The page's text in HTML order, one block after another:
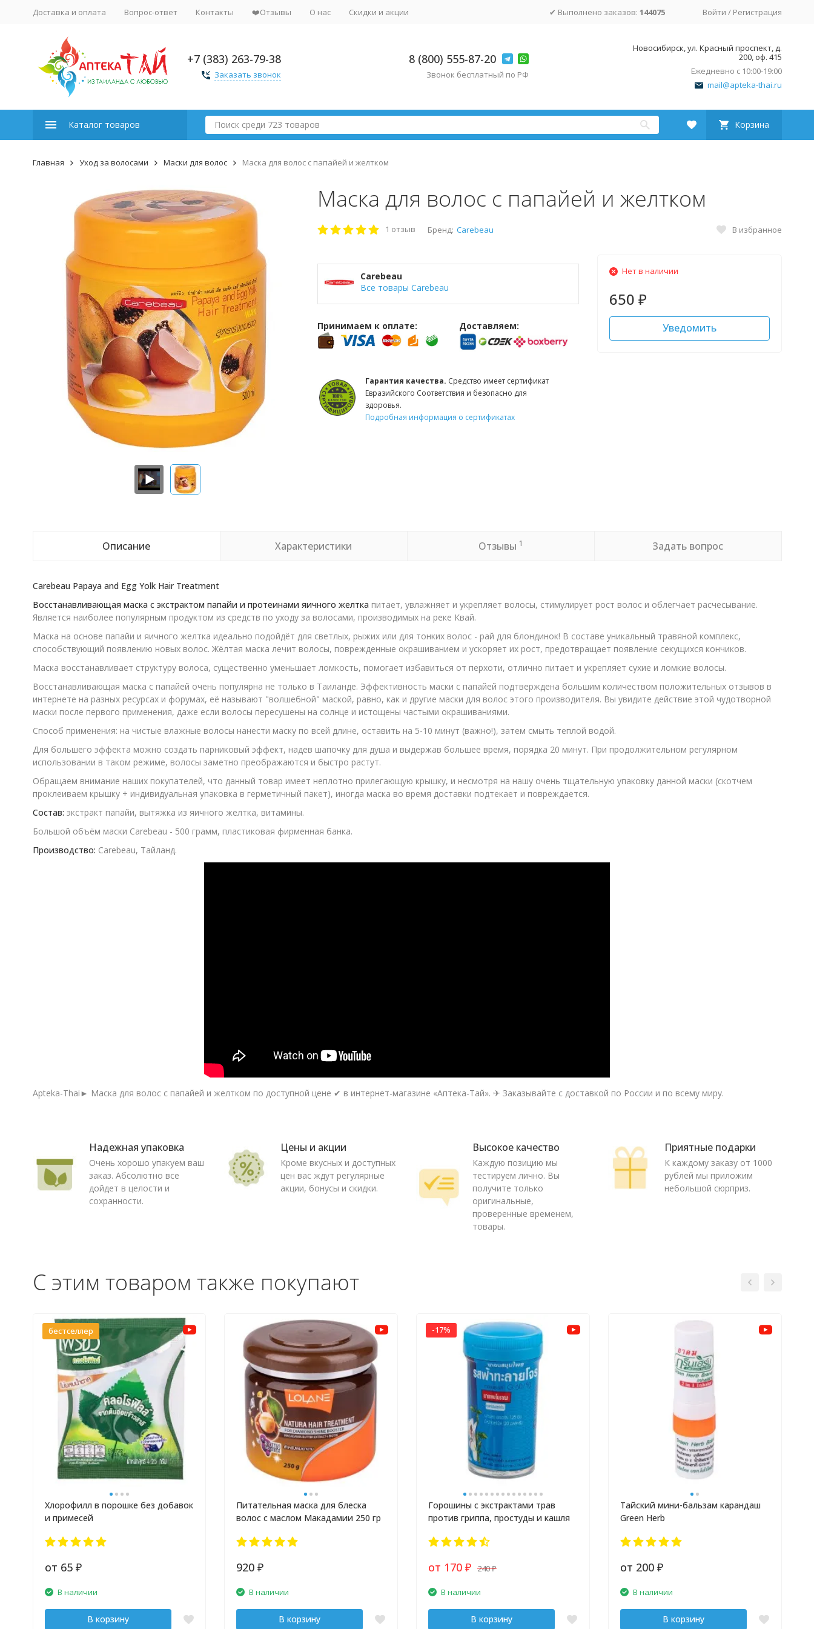
Доставка и оплата Вопрос-ответ Контакты ❤️Отзывы О нас Скидки и акции ✔ Выполнено заказов: 144075 Войти / Регистрация
+7 (383) 263-79-38
Заказать звонок
8 (800) 555-87-20
Звонок бесплатный по РФ
Новосибирск, ул. Красный проспект, д.
200, оф. 415
Ежедневно с 10:00-19:00
mail@apteka-thai.ru
Каталог товаров Корзина
Главная Уход за волосами Маски для волос Маска для волос с папайей и желтком
Маска для волос с папайей и желтком
1 отзыв Бренд: Carebeau В избранное
Carebeau
Все товары Carebeau
Принимаем к оплате: Доставляем:
Гарантия качества. Средство имеет сертификат
Евразийского Соответствия и безопасно для
здоровья.
Подробная информация о сертификатах
Нет в наличии
650 ₽
Уведомить
Описание Характеристики Отзывы 1 Задать вопрос
Carebeau Papaya and Egg Yolk Hair Treatment
Восстанавливающая маска с экстрактом папайи и протеинами яичного желтка питает, увлажняет и укрепляет волосы, стимулирует рост волос и облегчает расчесывание.
Является наиболее популярным продуктом из средств по уходу за волосами, производимых на реке Квай.
Маска на основе папайи и яичного желтка идеально подойдёт для светлых, рыжих или для тонких волос - рай для блондинок! В составе уникальный травяной комплекс,
способствующий появлению новых волос. Жёлтая маска лечит волосы, поврежденные окрашиванием и ускоряет их рост, предотвращает появление секущихся кончиков.
Маска восстанавливает структуру волоса, существенно уменьшает ломкость, помогает избавиться от перхоти, отлично питает и укрепляет сухие и ломкие волосы.
Восстанавливающая маска с папайей очень популярна не только в Таиланде. Эффективность маски с папайей подтверждена большим количеством положительных отзывов в
интернете на разных ресурсах и форумах, её называют "волшебной" маской, равно, как и другие маски для волос этого производителя. Вы увидите действие этой чудотворной
маски после первого применения, даже если волосы пересушены на солнце и истощены частыми окрашиваниями.
Способ применения: на чистые влажные волосы нанести маску по всей длине, оставить на 5-10 минут (важно!), затем смыть теплой водой.
Для большего эффекта можно создать парниковый эффект, надев шапочку для душа и выдержав большее время, порядка 20 минут. При продолжительном регулярном
использовании в таком режиме, волосы заметно преображаются и быстро растут.
Обращаем внимание наших покупателей, что данный товар имеет неплотно прилегающую крышку, и несмотря на нашу очень тщательную упаковку данной маски (скотчем
проклеиваем крышку + индивидуальная упаковка в герметичный пакет), иногда маска во время доставки подтекает и повреждается.
Состав: экстракт папайи, вытяжка из яичного желтка, витамины.
Большой объём маски Carebeau - 500 грамм, пластиковая фирменная банка.
Производство: Carebeau, Тайланд.
Apteka-Thai► Маска для волос с папайей и желтком по доступной цене ✔ в интернет-магазине «Аптека-Тай». ✈ Заказывайте с доставкой по России и по всему миру.
Надежная упаковка
Очень хорошо упакуем ваш
заказ. Абсолютно все
дойдет в целости и
сохранности.
Цены и акции
Кроме вкусных и доступных
цен вас ждут регулярные
акции, бонусы и скидки.
Высокое качество
Каждую позицию мы
тестируем лично. Вы
получите только
оригинальные,
проверенные временем,
товары.
Приятные подарки
К каждому заказу от 1000
рублей мы приложим
небольшой сюрприз.
С этим товаром также покупают
бестселлер
Хлорофилл в порошке без добавок
и примесей
от 65 ₽
В наличии
В корзину
Питательная маска для блеска
волос с маслом Макадамии 250 гр
920₽
В наличии
В корзину
-17%
Горошины с экстрактами трав
против гриппа, простуды и кашля
от 170 ₽ 240₽
В наличии
В корзину
Тайский мини-бальзам карандаш
Green Herb
от 200 ₽
В наличии
В корзину